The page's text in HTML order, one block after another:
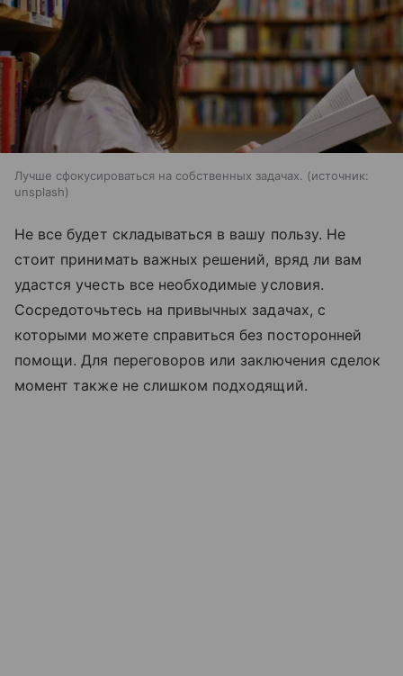
Лучше сфокусироваться на собственных задачах.
источник:
unsplash
Не все будет складываться в вашу пользу. Не
стоит принимать важных решений, вряд ли вам
удастся учесть все необходимые условия.
Сосредоточьтесь на привычных задачах, с
которыми можете справиться без посторонней
помощи. Для переговоров или заключения сделок
момент также не слишком подходящий.